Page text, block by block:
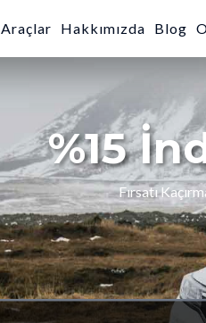
Araçlar Hakkımızda Blog